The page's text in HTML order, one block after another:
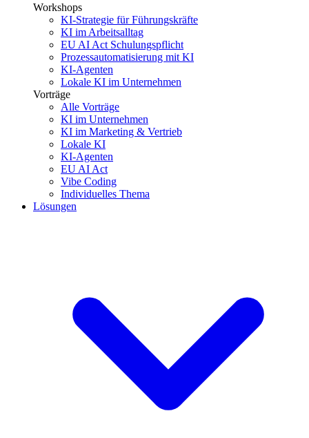
Workshops
KI-Strategie für Führungskräfte
KI im Arbeitsalltag
EU AI Act Schulungspflicht
Prozessautomatisierung mit KI
KI-Agenten
Lokale KI im Unternehmen
Vorträge
Alle Vorträge
KI im Unternehmen
KI im Marketing & Vertrieb
Lokale KI
KI-Agenten
EU AI Act
Vibe Coding
Individuelles Thema
Lösungen